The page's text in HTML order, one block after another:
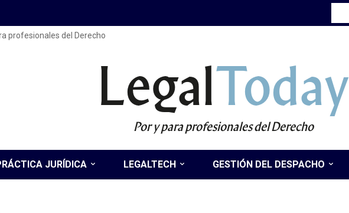
profesionales del Derecho
LegalToday
Por y para profesionales del Derecho
JURÍDICA LEGALTECH GESTIÓN DEL DESPACHO